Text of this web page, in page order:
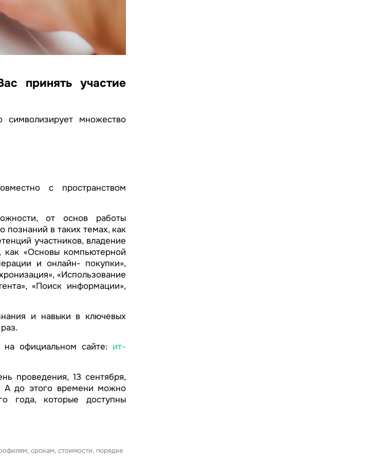
принять участие
множество
с пространством
от основ работы
в таких темах, как
участников, владение
«Основы компьютерной
и онлайн- покупки»,
«Использование
«Поиск информации»,
и навыки в ключевых
на официальном сайте: ит-
проведения, 13 сентября,
А до этого времени можно
года, которые доступны
срокам, стоимости, порядке